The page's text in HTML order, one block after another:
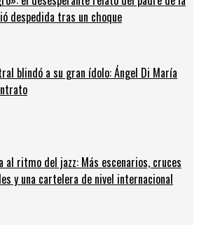
despedida tras un choque
blindó a su gran ídolo: Ángel Di María
al ritmo del jazz: Más escenarios, cruces
y una cartelera de nivel internacional